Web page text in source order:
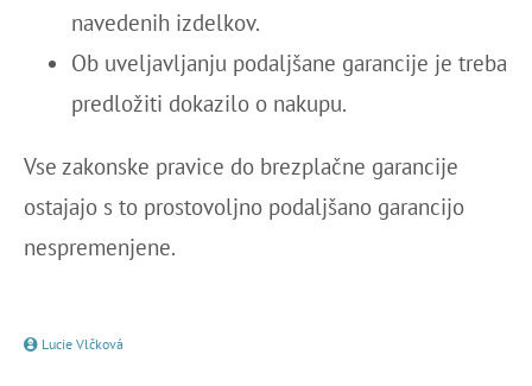
navedenih izdelkov.
Ob uveljavljanju podaljšane garancije je treba
predložiti dokazilo o nakupu.
Vse zakonske pravice do brezplačne garancije
ostajajo s to prostovoljno podaljšano garancijo
nespremenjene.
Lucie Vlčková